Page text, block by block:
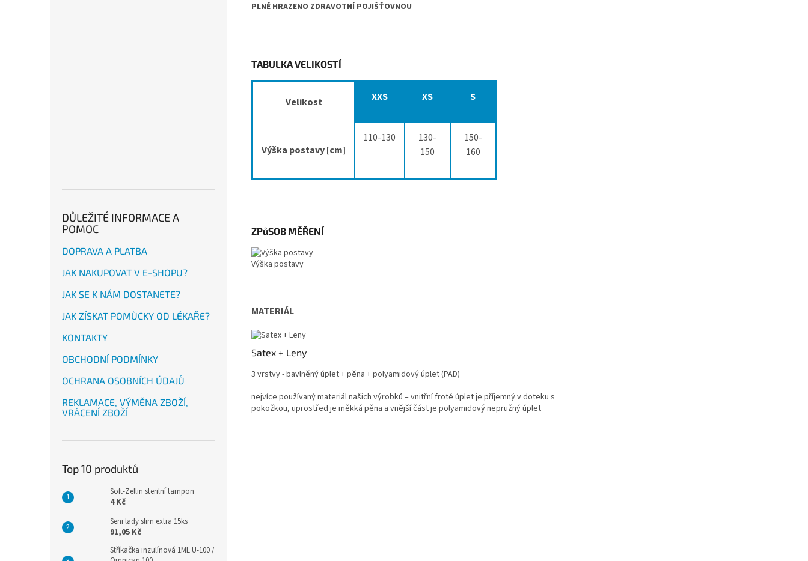
DŮLEŽITÉ INFORMACE A
POMOC
DOPRAVA A PLATBA
JAK NAKUPOVAT V E-SHOPU?
JAK SE K NÁM DOSTANETE?
JAK ZÍSKAT POMŮCKY OD LÉKAŘE?
KONTAKTY
OBCHODNÍ PODMÍNKY
OCHRANA OSOBNÍCH ÚDAJŮ
REKLAMACE, VÝMĚNA ZBOŽÍ,
VRÁCENÍ ZBOŽÍ
Top 10 produktů
Soft-Zellin sterilní tampon
4 Kč
Seni lady slim extra 15ks
91,05 Kč
Stříkačka inzulínová 1ML U-100 /
PLNĚ HRAZENO ZDRAVOTNÍ POJIŠŤOVNOU
TABULKA VELIKOSTÍ
Velikost XXS XS S
Výška postavy [cm]
110-130
130-
150
150-
160
ZPůSOB MĚŘENÍ
Výška postavy
MATERIÁL
Satex + Leny
3 vrstvy - bavlněný úplet + pěna + polyamidový úplet (PAD)
nejvíce používaný materiál našich výrobků – vnitřní froté úplet je příjemný v doteku s
pokožkou, uprostřed je měkká pěna a vnější část je polyamidový nepružný úplet